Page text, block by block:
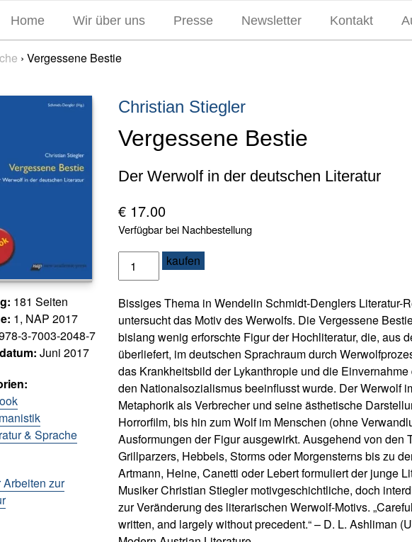
Home Wir über uns Presse Newsletter Kontakt
› Vergessene Bestie
Christian Stiegler
Vergessene Bestie
Der Werwolf in der deutschen Literatur
€17.00
Verfügbar bei Nachbestellung
e
g
e
s
s
e
n
e
B
e
s
t
i
e
M
kaufen
Bissiges Thema in Wendelin Schmidt-Denglers Literatur-
untersucht das Motiv des Werwolfs. Die Vergessene
bislang wenig erforschte Figur der Hochliteratur, die, aus
überliefert, im deutschen Sprachraum durch
das Krankheitsbild der Lykanthropie und die
den Nationalsozialismus beeinflusst wurde. Der Werwolf
Metaphorik als Verbrecher und seine ästhetische
Horrorfilm, bis hin zum Wolf im Menschen (ohne
Ausformungen der Figur ausgewirkt. Ausgehend von den
Grillparzers, Hebbels, Storms oder Morgensterns bis zu
Artmann, Heine, Canetti oder Lebert formuliert der junge
Musiker Christian Stiegler motivgeschichtliche, doch
zur Veränderung des literarischen Werwolf-Motivs.
written, and largely without precedent.“ – D. L. Ashliman
181 Seiten
1, NAP 2017
3-7003-2048-7
Juni 2017
& Sprache
zur